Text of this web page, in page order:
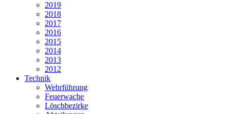
2019
2018
2017
2016
2015
2014
2013
2012
Technik
Wehrführung
Feuerwache
Löschbezirke